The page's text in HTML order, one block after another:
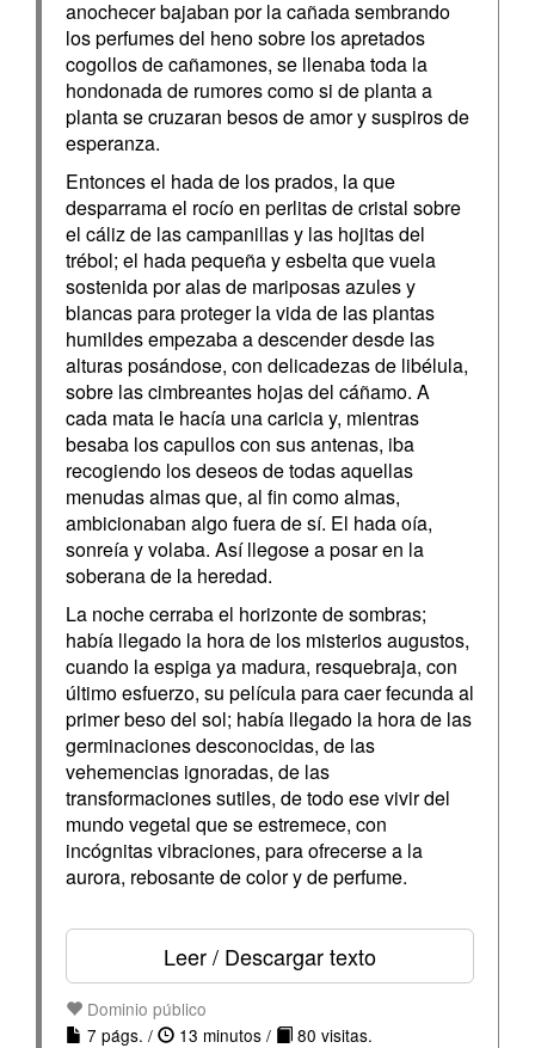
anochecer bajaban por la cañada sembrando
los perfumes del heno sobre los apretados
cogollos de cañamones, se llenaba toda la
hondonada de rumores como si de planta a
planta se cruzaran besos de amor y suspiros de
esperanza.
Entonces el hada de los prados, la que
desparrama el rocío en perlitas de cristal sobre
el cáliz de las campanillas y las hojitas del
trébol; el hada pequeña y esbelta que vuela
sostenida por alas de mariposas azules y
blancas para proteger la vida de las plantas
humildes empezaba a descender desde las
alturas posándose, con delicadezas de libélula,
sobre las cimbreantes hojas del cáñamo. A
cada mata le hacía una caricia y, mientras
besaba los capullos con sus antenas, iba
recogiendo los deseos de todas aquellas
menudas almas que, al fin como almas,
ambicionaban algo fuera de sí. El hada oía,
sonreía y volaba. Así llegose a posar en la
soberana de la heredad.
La noche cerraba el horizonte de sombras;
había llegado la hora de los misterios augustos,
cuando la espiga ya madura, resquebraja, con
último esfuerzo, su película para caer fecunda al
primer beso del sol; había llegado la hora de las
germinaciones desconocidas, de las
vehemencias ignoradas, de las
transformaciones sutiles, de todo ese vivir del
mundo vegetal que se estremece, con
incógnitas vibraciones, para ofrecerse a la
aurora, rebosante de color y de perfume.
Leer / Descargar texto
Dominio público
7 págs. /
13 minutos /
80 visitas.